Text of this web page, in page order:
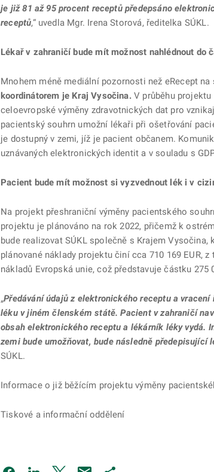
je již 81 až 95 procent receptů předepsáno
receptů,“ uvedla Mgr. Irena Storová, ředitelka SÚKL.
Lékař v zahraničí bude mít možnost nahlédnout do
Mnohem méně mediální pozornosti než eRecept
koordinátorem je Kraj Vysočina.V průběhu projektu
celoevropské výměny zdravotnických dat pro
pacientský souhrn umožní lékaři při ošetřování
je dostupný v zemi, jíž je pacient občanem.
uznávaných elektronických identit a v souladu s
Pacient bude mít možnost si vyzvednout lék i v
Na projekt přeshraniční výměny pacientského
projektu je plánováno na rok 2022, přičemž k
bude realizovat SÚKL společně s Krajem
plánované náklady projektu činí cca 710 169 EUR,
nákladů Evropská unie, což představuje částku 275
„Předávání údajů z elektronického receptu a
léku v jiném členském státě. Pacient v zahraničí
obsah elektronického receptu a lékárník léky vydá.
zemi bude umožňovat, bude následně předepisující
SÚKL.
Informace o již běžícím projektu výměny
Tiskové a informační oddělení
Odkaz se otevře na nové kartě
Odkaz se otevře na nové kartě
Odkaz se otevře na nové kartě